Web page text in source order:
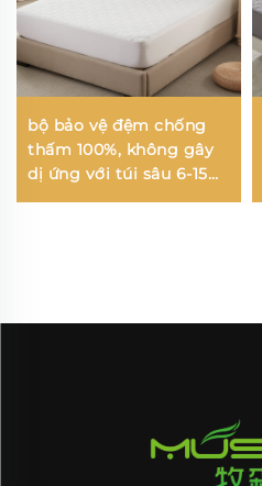
bộ bảo vệ đệm chống
thấm 100%, không gây
dị ứng với túi sâu 6-15